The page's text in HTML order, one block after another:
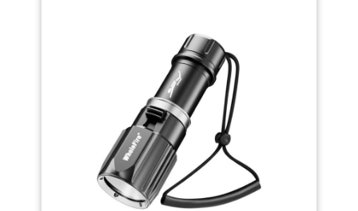
d'une lampe de poche sous-
marine alimentée par deux
sources d'alimentation
rechargeables de 5000 mAh,
avec une grande capacité et
une longue durée de
fonctionnement, vous n'avez
donc pas à vous soucier des
problèmes d'alimentation et de
l'interface utilisateur simplifiée,
excellente étanchéité, même
sous une pression d'eau élevée.
Chaque lampe de poche est
soumise à un test d'étanchéité.
La portée est jusqu'à 192 m
(selon la norme ANSI). ★
Construction solide : le boîtier
de cette lampe torche LED est
fabriqué en alliage d'aluminium
6061 de qualité aéronautique et
résiste à l'abrasion et à la
corrosion de l'eau de mer. ★ 4
modes d'éclairage : turbo / haut
/ moyen / bas. La lampe a un